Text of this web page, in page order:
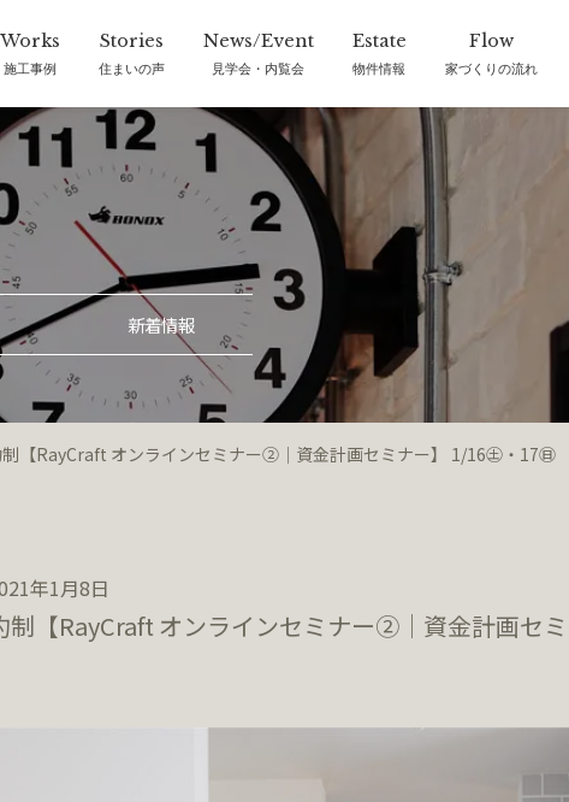
施工事例 住まいの声 見学会・内覧会 物件情報 家づくりの流れ
新着情報
【RayCraft オンラインセミナー②｜資金計画セミナー】 1/16㊏・17㊐
年1月8日
制【RayCraft オンラインセミナー②｜資金計画セ